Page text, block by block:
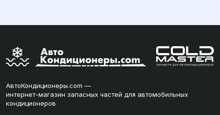
АвтоКондиционеры.com —
интернет-магазин запасных частей для автомобильных
кондиционеров